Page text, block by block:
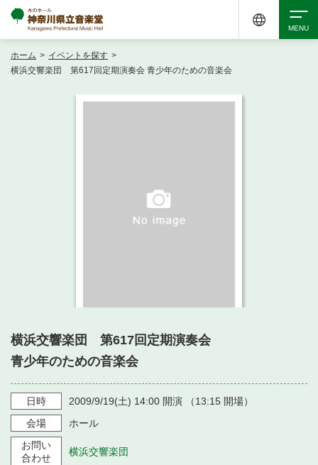
・ 交通案内
・ よくある質問
・ 施設を借りる
・ 抽選対象日
・ 利用料金
音楽堂について
・ 音楽堂のご案内
・ フロアマップ
・ 芸術参与
神奈川県立音楽堂
SNS
ホーム > イベントを探す >
横浜交響楽団 第617回定期演奏会 青少年のための音楽会
横浜交響楽団 第617回定期演奏会
青少年のための音楽会
日時 2009/9/19(土) 14:00 開演 （13:15 開場）
会場
ホール
お問い
合わせ
横浜交響楽団